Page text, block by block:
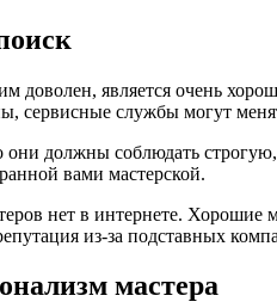
доволен, является очень
сервисные службы могут
они должны соблюдать
вами мастерской.
нет в интернете. Хорошие
из-за подставных
мастера